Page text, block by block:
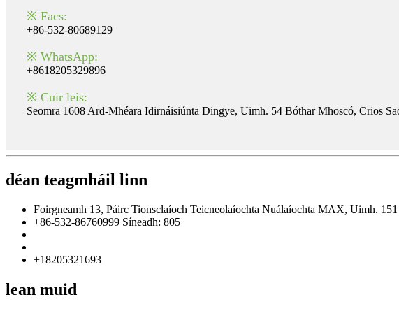
※ Facs:
+86-532-80689129
※ WhatsApp:
+8618205329896
※ Cuir leis:
Seomra 1608 Ard-Mhéara Idirnáisiúnta Dingye, Uimh. 54 Bóthar Mhoscó, Crios
déan teagmháil linn
Foirgneamh 13, Páirc Tionsclaíoch Teicneolaíochta Nuálaíochta MAX, Uimh.
+86-532-86760999 Síneadh: 805
+18205321693
lean muid